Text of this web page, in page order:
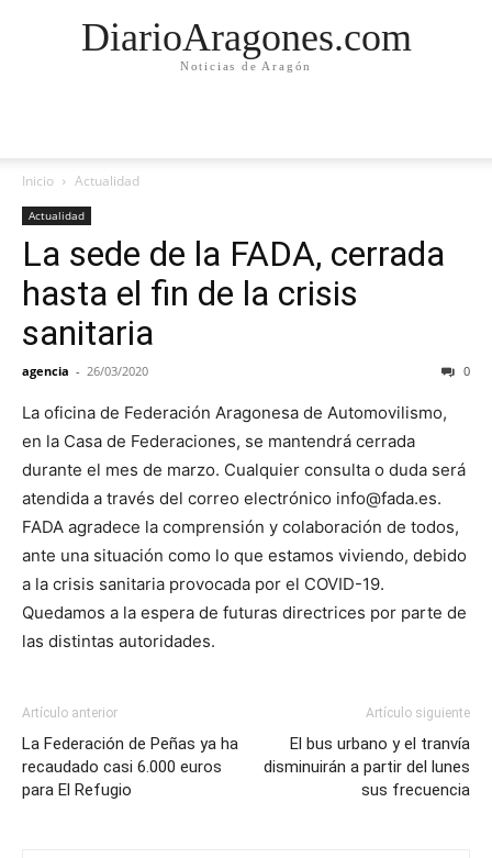
DiarioAragones.com
Noticias de Aragón
Inicio Actualidad
Actualidad
La sede de la FADA, cerrada
hasta el fin de la crisis
sanitaria
agencia - 26/03/2020 0
La oficina de Federación Aragonesa de Automovilismo,
en la Casa de Federaciones, se mantendrá cerrada
durante el mes de marzo. Cualquier consulta o duda será
atendida a través del correo electrónico info@fada.es.
FADA agradece la comprensión y colaboración de todos,
ante una situación como lo que estamos viviendo, debido
a la crisis sanitaria provocada por el COVID-19.
Quedamos a la espera de futuras directrices por parte de
las distintas autoridades.
Artículo anterior
La Federación de Peñas ya ha
recaudado casi 6.000 euros
para El Refugio
Artículo siguiente
El bus urbano y el tranvía
disminuirán a partir del lunes
sus frecuencia